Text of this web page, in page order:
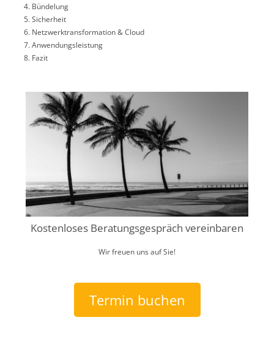
Bündelung
Sicherheit
Netzwerktransformation & Cloud
Anwendungsleistung
Fazit
Kostenloses Beratungsgespräch vereinbaren
Wir freuen uns auf Sie!
Termin buchen